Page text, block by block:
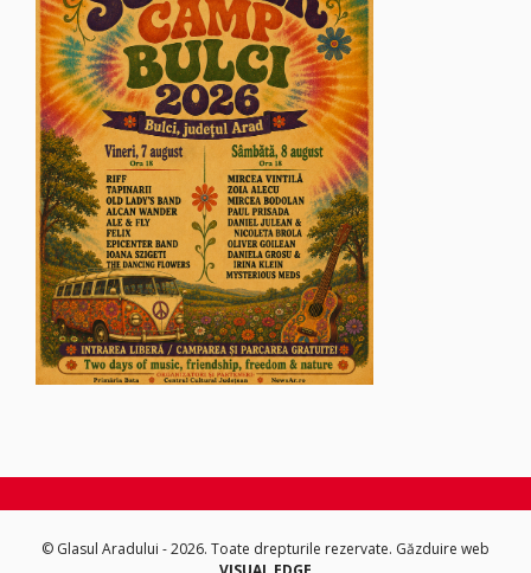
© Glasul Aradului - 2026. Toate drepturile rezervate. Găzduire web